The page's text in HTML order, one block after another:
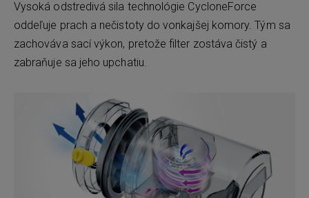
Vysoká odstredivá sila technológie CycloneForce
oddeľuje prach a nečistoty do vonkajšej komory. Tým sa
zachováva sací výkon, pretože filter zostáva čistý a
zabraňuje sa jeho upchatiu.